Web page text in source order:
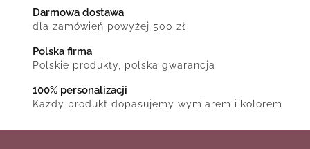
Darmowa dostawa
dla zamówień powyżej 500 zł
Polska firma
Polskie produkty, polska gwarancja
100% personalizacji
Każdy produkt dopasujemy wymiarem i kolorem